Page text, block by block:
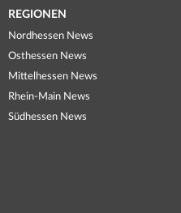
REGIONEN
Nordhessen News
Osthessen News
Mittelhessen News
Rhein-Main News
Südhessen News